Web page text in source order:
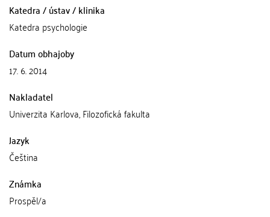
Katedra / ústav / klinika
Katedra psychologie
Datum obhajoby
17. 6. 2014
Nakladatel
Univerzita Karlova, Filozofická fakulta
Jazyk
Čeština
Známka
Prospěl/a